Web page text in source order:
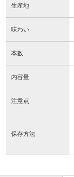
生産地
味わい
本数
内容量
注意点
保存方法